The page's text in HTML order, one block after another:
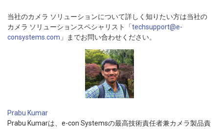
当社のカメラ ソリューションについて詳しく知りたい方は当社の
カメラ ソリューションスペシャリスト「techsupport@e-
consystems.com 」までお問い合わせください。
Prabu Kumar
Prabu Kumarは、e-con Systemsの最高技術責任者兼カメラ製品責